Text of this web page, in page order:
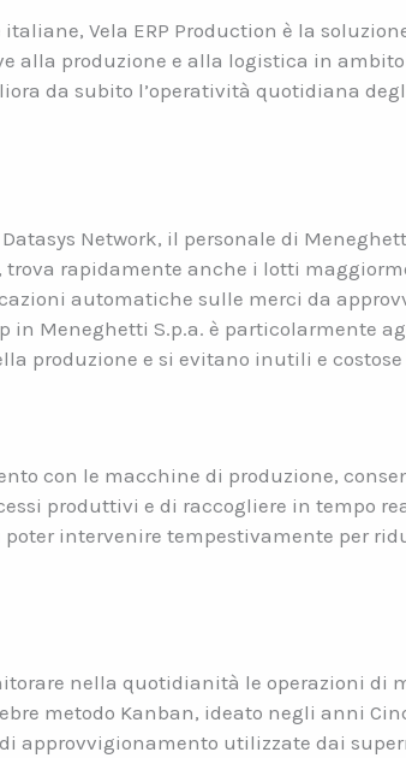
Vela ERP Production è la
alla produzione e alla logistica in
da subito l’operatività quotidiana
Network, il personale di
rapidamente anche i lotti
automatiche sulle merci da
in Meneghetti S.p.a. è particolarmente
produzione e si evitano inutili e costose
con le macchine di produzione,
produttivi e di raccogliere in tempo
intervenire tempestivamente per
nella quotidianità le operazioni di
metodo Kanban, ideato negli anni
approvvigionamento utilizzate dai